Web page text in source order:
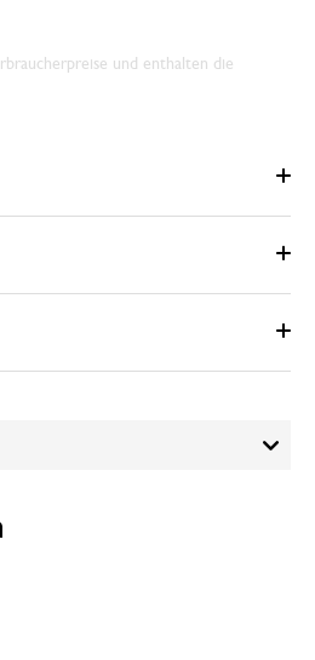
und enthalten die